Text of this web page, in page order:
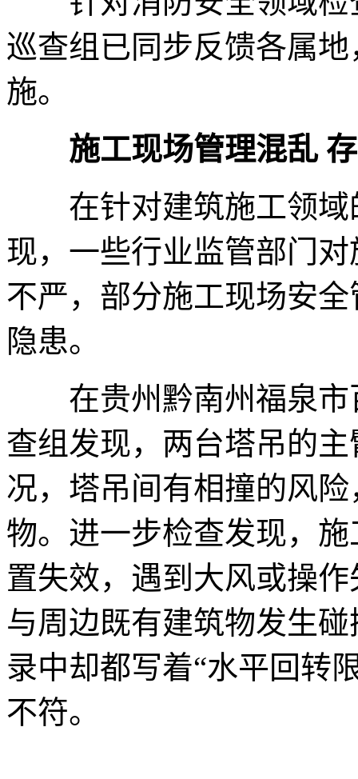
巡查组已同步反馈各属
施。
施工现场管理混乱
在针对建筑施工领域
现，一些行业监管部门
不严，部分施工现场安
隐患。
在贵州黔南州福泉市
查组发现，两台塔吊的
况，塔吊间有相撞的风
物。进一步检查发现，
置失效，遇到大风或操
与周边既有建筑物发生
录中却都写着“水平回转
不符。